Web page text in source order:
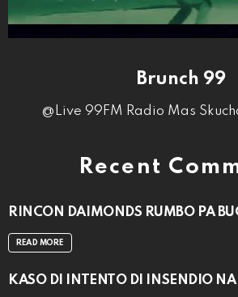
Brunch 99
@Live 99FM Radio Mas
Recent
RINCON DAIMONDS RUMBO PA
READ MORE
KASO DI INTENTO DI INSENDIO